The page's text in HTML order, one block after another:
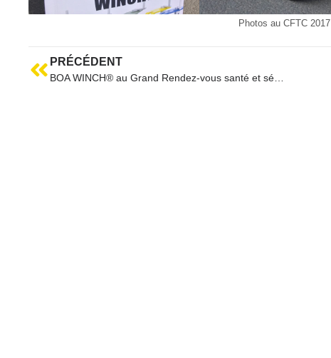
Photos au CFTC 2017
PRÉCÉDENT